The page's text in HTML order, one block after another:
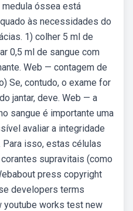
medula óssea está
às necessidades do
1) colher 5 ml de
0,5 ml de sangue com
Web — contagem de
Se, contudo, o exame for
jantar, deve. Web — a
sangue é importante uma
avaliar a integridade
isso, estas células
supravitais (como
press copyright
developers terms
youtube works test new